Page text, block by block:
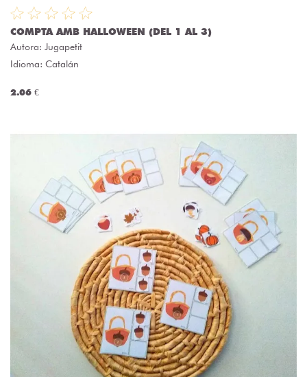
COMPTA AMB HALLOWEEN (DEL 1 AL 3)
Autora: Jugapetit
Idioma: Catalán
2.06 €